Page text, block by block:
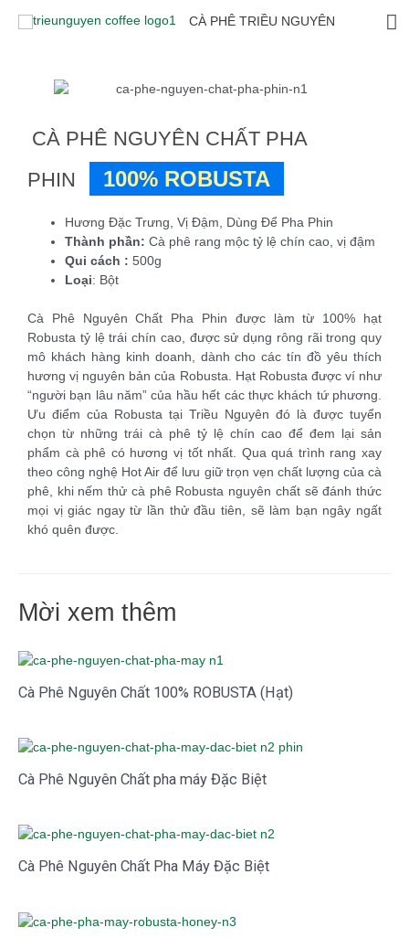
CÀ PHÊ TRIỀU NGUYÊN
CÀ PHÊ NGUYÊN CHẤT PHA
PHIN
100% ROBUSTA
Hương Đặc Trưng, Vị Đậm, Dùng Để Pha Phin
Thành phần: Cà phê rang mộc tỷ lệ chín cao, vị đậm
Qui cách :500g
Loại: Bột
Cà Phê Nguyên Chất Pha Phin được làm từ 100% hạt
Robusta tỷ lệ trái chín cao, được sử dụng rông rãi trong quy
mô khách hàng kinh doanh, dành cho các tín đồ yêu thích
hương vị nguyên bản của Robusta. Hạt Robusta được ví như
“người bạn lâu năm” của hầu hết các thực khách tứ phương.
Ưu điểm của Robusta tại Triều Nguyên đó là được tuyển
chọn từ những trái cà phê tỷ lệ chín cao để đem lại sản
phẩm cà phê có hương vị tốt nhất. Qua quá trình rang xay
theo công nghệ Hot Air để lưu giữ trọn vẹn chất lượng của cà
phê, khi nếm thử cà phê Robusta nguyên chất sẽ đánh thức
mọi vị giác ngay từ lần thử đầu tiên, sẽ làm bạn ngây ngất
khó quên được.
Mời xem thêm
Cà Phê Nguyên Chất 100% ROBUSTA (Hạt)
Cà Phê Nguyên Chất pha máy Đặc Biệt
Cà Phê Nguyên Chất Pha Máy Đặc Biệt